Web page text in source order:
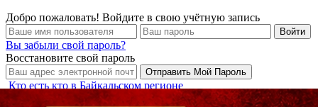
Добро пожаловать! Войдите в свою учётную запись
Вы забыли свой пароль?
Восстановите свой пароль
Кто есть кто в Байкальском регионе